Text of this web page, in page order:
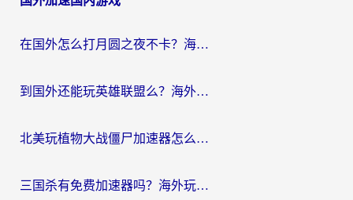
导
在国外怎么打月圆之夜不卡？海外玩家国服游戏加速终极指南（附巴西英国游戏适配方案）
到国外还能玩英雄联盟么？海外玩家国服游戏畅玩终极指南
北美玩植物大战僵尸加速器怎么选？2026海外党必看的国服游戏加速指南
三国杀有免费加速器吗？海外玩家国服畅玩终极指南（附泰国南非专属解决方案）